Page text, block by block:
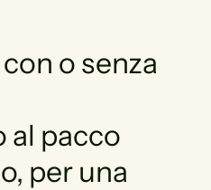
o senza
al pacco
per una